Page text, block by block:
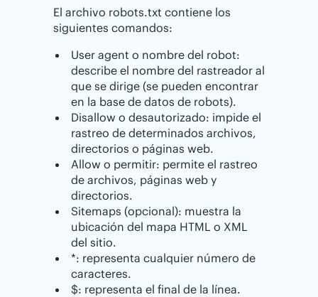
El archivo robots.txt contiene los
siguientes comandos:
User agent o nombre del robot:
describe el nombre del rastreador al
que se dirige (se pueden encontrar
en la base de datos de robots).
Disallow o desautorizado: impide el
rastreo de determinados archivos,
directorios o páginas web.
Allow o permitir: permite el rastreo
de archivos, páginas web y
directorios.
Sitemaps (opcional): muestra la
ubicación del mapa HTML o XML
del sitio.
*: representa cualquier número de
caracteres.
$: representa el final de la línea.